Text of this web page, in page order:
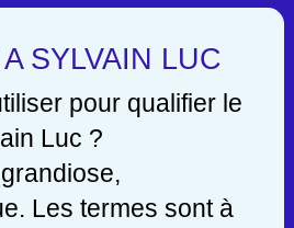
SYLVAIN LUC
pour qualifier le
Luc ?
Les termes sont à